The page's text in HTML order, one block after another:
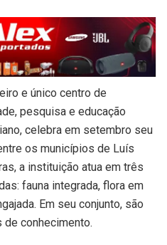
e único centro de
pesquisa e educação
celebra em setembro seu
os municípios de Luís
a instituição atua em três
fauna integrada, flora em
Em seu conjunto, são
conhecimento.